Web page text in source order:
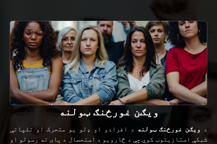
ویګن غورځنګ ټولنه
د ویګن غورځنګ ټولنه د افرادو او ډلو یو متحرک او تلپاتې
شبکې استازیتوب کوي چې د څارویو د استحصال د پای ته رسولو او